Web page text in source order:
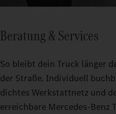
Beratung & Services
So bleibt dein Truck länger
der Straße. Individuell
dichtes Werkstattnetz und
erreichbare Mercedes-Benz